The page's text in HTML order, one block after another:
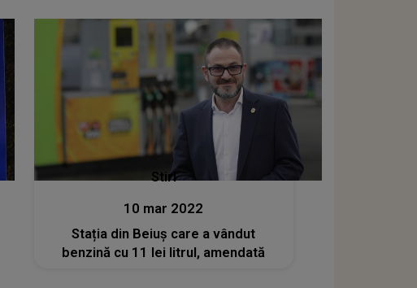
Stiri
10 mar 2022
Stația din Beiuș care a vândut
benzină cu 11 lei litrul, amendată